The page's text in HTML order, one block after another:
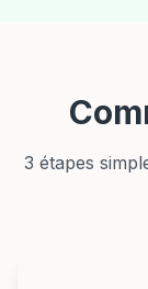
3 étapes